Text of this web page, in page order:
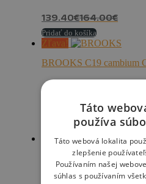
139.40€164.00€
Pridať do košíka
Zľava!
BROOKS C19 cambium
135.00 €
Pridať do košíka
Zľava!
BROOKS C17 Carved –
Táto
používa
Táto webová lokalita
zlepšenie
Používaním našej
súhlas s používaním